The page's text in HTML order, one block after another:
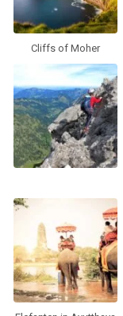
Cliffs of Moher